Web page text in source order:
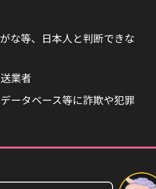
な等、日本人と判断できな
業者
ータベース等に詐欺や犯罪